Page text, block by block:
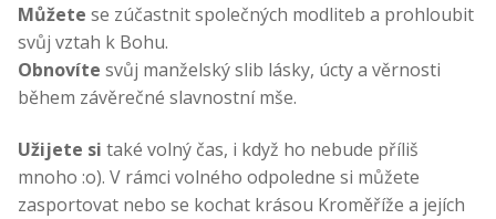
Můžete se zúčastnit společných modliteb a prohloubit
svůj vztah k Bohu.
Obnovíte svůj manželský slib lásky, úcty a věrnosti
během závěrečné slavnostní mše.
Užijete si také volný čas, i když ho nebude příliš
mnoho :o). V rámci volného odpoledne si můžete
zasportovat nebo se kochat krásou Kroměříže a jejích